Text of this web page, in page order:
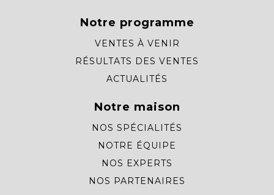
Notre programme
VENTES À VENIR
RÉSULTATS DES VENTES
ACTUALITÉS
Notre maison
NOS SPÉCIALITÉS
NOTRE ÉQUIPE
NOS EXPERTS
NOS PARTENAIRES